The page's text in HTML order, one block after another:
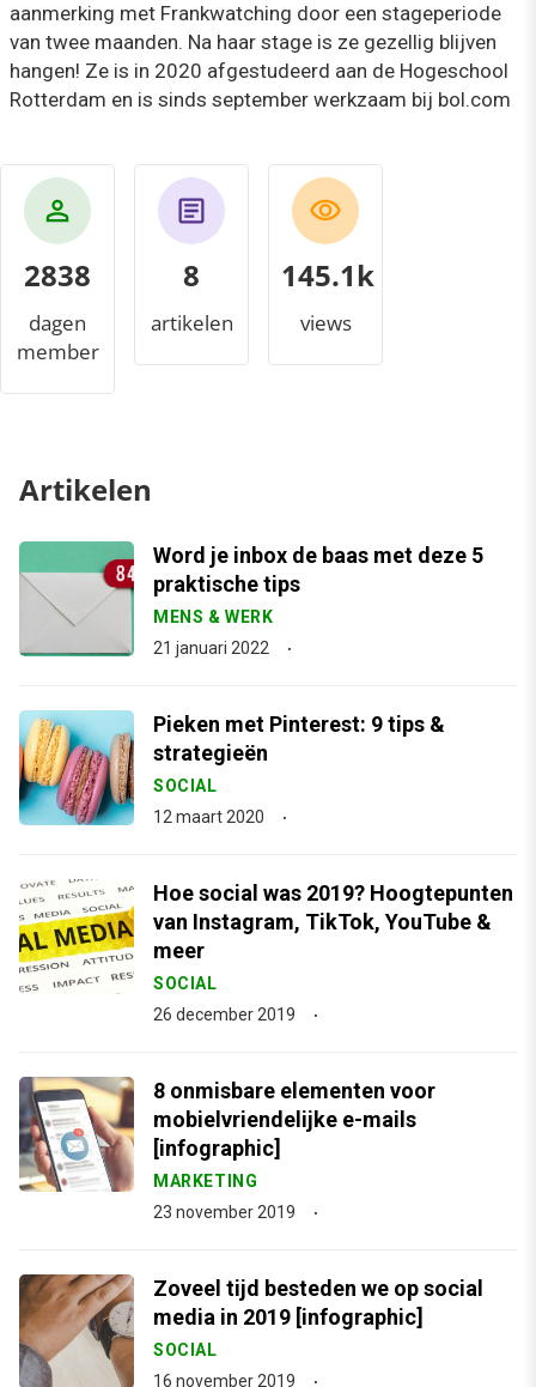
aanmerking met Frankwatching door een stageperiode
van twee maanden. Na haar stage is ze gezellig blijven
hangen! Ze is in 2020 afgestudeerd aan de Hogeschool
Rotterdam en is sinds september werkzaam bij bol.com
2838
dagen
member
8
artikelen
158.0k
views
Artikelen
Word je inbox de baas met deze 5
praktische tips
MENS & WERK
21 januari 2022
Pieken met Pinterest: 9 tips &
strategieën
SOCIAL
12 maart 2020
Hoe social was 2019? Hoogtepunten
van Instagram, TikTok, YouTube &
meer
SOCIAL
26 december 2019
8 onmisbare elementen voor
mobielvriendelijke e-mails
[infographic]
MARKETING
23 november 2019
Zoveel tijd besteden we op social
media in 2019 [infographic]
SOCIAL
16 november 2019